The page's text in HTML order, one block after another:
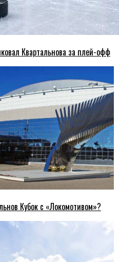
Квартальнова за плей-офф
Кубок с «Локомотивом»?